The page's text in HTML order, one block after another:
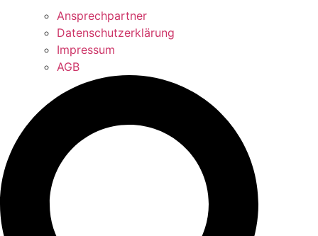
Ansprechpartner
Datenschutzerklärung
Impressum
AGB